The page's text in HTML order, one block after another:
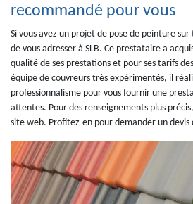
recommandé pour vous
Si vous avez un projet de pose de peinture
de vous adresser à SLB. Ce prestataire a
qualité de ses prestations et pour ses tarifs
équipe de couvreurs très expérimentés, il
professionnalisme pour vous fournir une
attentes. Pour des renseignements plus
site web. Profitez-en pour demander un